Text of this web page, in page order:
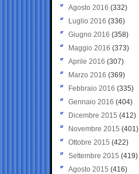
Agosto 2016 (332)
Luglio 2016 (336)
Giugno 2016 (358)
Maggio 2016 (373)
Aprile 2016 (307)
Marzo 2016 (369)
Febbraio 2016 (335)
Gennaio 2016 (404)
Dicembre 2015 (412)
Novembre 2015 (401)
Ottobre 2015 (422)
Settembre 2015 (419)
Agosto 2015 (416)